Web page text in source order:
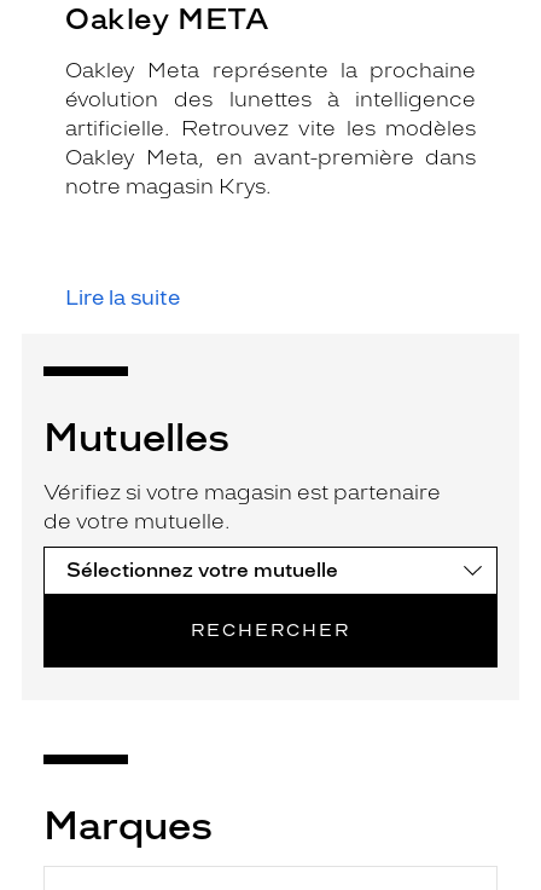
Oakley META
Oakley Meta représente la prochaine
évolution des lunettes à intelligence
artificielle. Retrouvez vite les modèles
Oakley Meta, en avant-première dans
notre magasin Krys.
Lire la suite
Mutuelles
Vérifiez si votre magasin est partenaire
de votre mutuelle.
RECHERCHER
Marques